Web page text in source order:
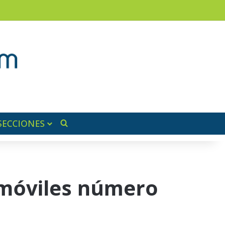
lateral
número